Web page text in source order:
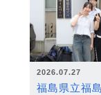
2026.07.27
福島県立福